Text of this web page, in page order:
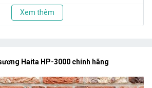
Xem thêm
Haita HP-3000 chính hãng